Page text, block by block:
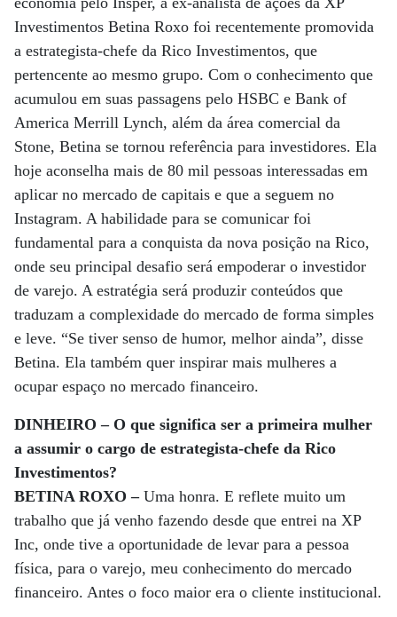
Investimentos Betina Roxo foi recentemente promovida
a estrategista-chefe da Rico Investimentos, que
pertencente ao mesmo grupo. Com o conhecimento que
acumulou em suas passagens pelo HSBC e Bank of
America Merrill Lynch, além da área comercial da
Stone, Betina se tornou referência para investidores. Ela
hoje aconselha mais de 80 mil pessoas interessadas em
aplicar no mercado de capitais e que a seguem no
Instagram. A habilidade para se comunicar foi
fundamental para a conquista da nova posição na Rico,
onde seu principal desafio será empoderar o investidor
de varejo. A estratégia será produzir conteúdos que
traduzam a complexidade do mercado de forma simples
e leve. “Se tiver senso de humor, melhor ainda”, disse
Betina. Ela também quer inspirar mais mulheres a
ocupar espaço no mercado financeiro.
DINHEIRO – O que significa ser a primeira mulher
a assumir o cargo de estrategista-chefe da Rico
Investimentos?
BETINA ROXO –Uma honra. E reflete muito um
trabalho que já venho fazendo desde que entrei na XP
Inc, onde tive a oportunidade de levar para a pessoa
física, para o varejo, meu conhecimento do mercado
financeiro. Antes o foco maior era o cliente institucional.